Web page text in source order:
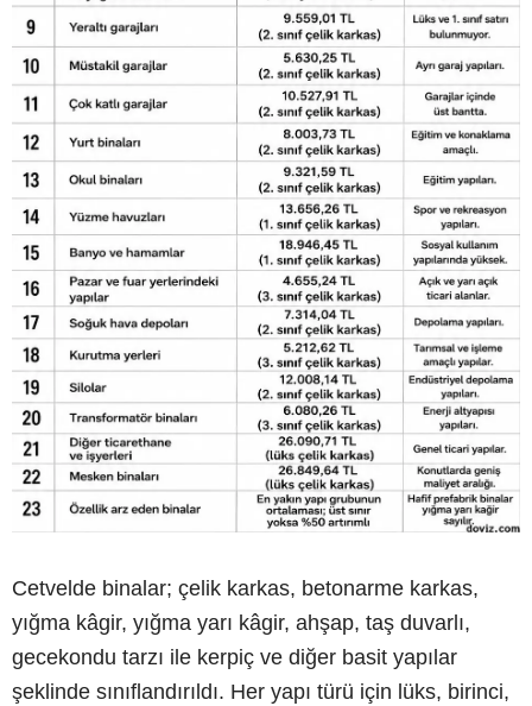
Cetvelde binalar; çelik karkas, betonarme karkas,
yığma kâgir, yığma yarı kâgir, ahşap, taş duvarlı,
gecekondu tarzı ile kerpiç ve diğer basit yapılar
şeklinde sınıflandırıldı. Her yapı türü için lüks, birinci,